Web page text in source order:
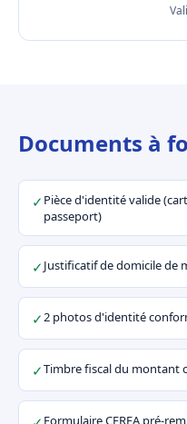
Documents à
✓ Pièce d'identité valide
passeport)
✓Justificatif de domicile de
✓2 photos d'identité
✓Timbre fiscal du montant
Formulaire CERFA pré-